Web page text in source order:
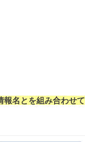
報名とを組み合わせて